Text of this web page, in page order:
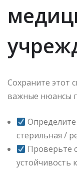
Сохраните этот
важные нюансы
Определите
стерильная /
Проверьте
устойчивость